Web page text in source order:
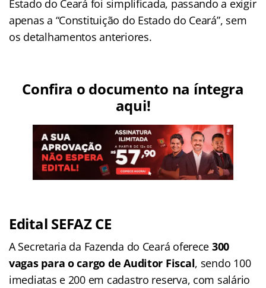
Estado do Ceará foi simplificada, passando a exigir
apenas a “Constituição do Estado do Ceará”, sem
os detalhamentos anteriores.
Confira o documento na íntegra
aqui!
Edital SEFAZ CE
A Secretaria da Fazenda do Ceará oferece 300
vagas para o cargo de Auditor Fiscal, sendo 100
imediatas e 200 em cadastro reserva, com salário